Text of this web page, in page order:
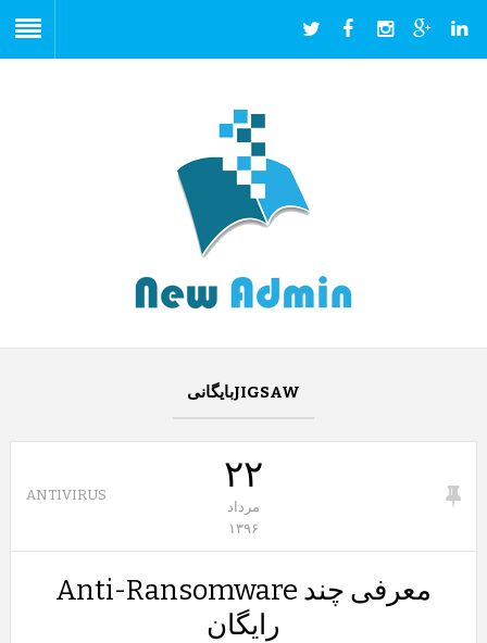
JIGSAWبایگانی
۲۲
مرداد
۱۳۹۶
ANTIVIRUS
معرفی چند Anti-Ransomware
رایگان